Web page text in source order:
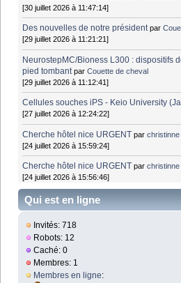
[30 juillet 2026 à 11:47:14]
Des nouvelles de notre président par
[29 juillet 2026 à 11:21:21]
NeurostepMC/Bioness L300 : dispositifs
pied tombant parCouette de cheval
[29 juillet 2026 à 11:12:41]
Cellules souches iPS - Keio University
[27 juillet 2026 à 12:24:22]
Cherche hôtel nice URGENT parchristinne
[24 juillet 2026 à 15:59:24]
Cherche hôtel nice URGENT parchristinne
[24 juillet 2026 à 15:56:46]
Qui est en ligne
Invités: 718
Robots: 12
Caché: 0
Membres: 1
Membres en ligne: